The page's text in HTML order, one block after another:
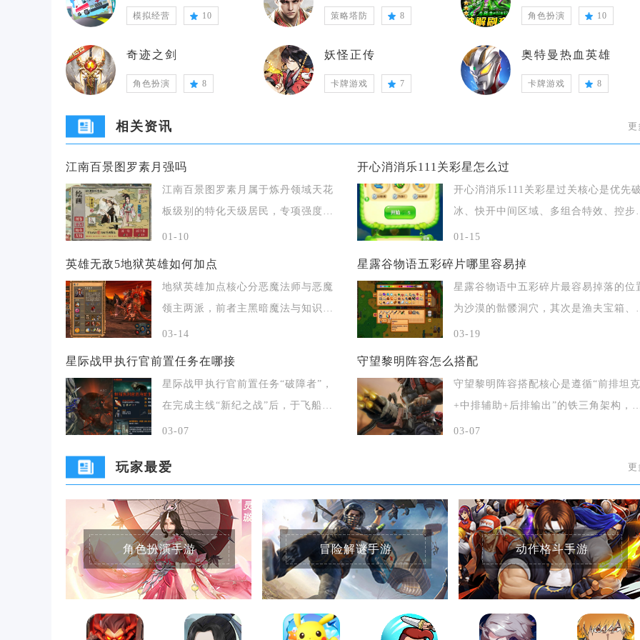
模拟经营 10 策略塔防 8 角色扮演 10
奇迹之剑
角色扮演 8
妖怪正传
卡牌游戏 7
奥特曼热血英雄
卡牌游戏 8
相关资讯 更
江南百景图罗素月强吗
江南百景图罗素月属于炼丹领域天花
板级别的特化天级居民，专项强度极
高，泛用能力一般
01-10
开心消消乐111关彩星怎么过
开心消消乐111关彩星过关核心是优先破
冰、快开中间区域、多组合特效、控步数
打高分
01-15
英雄无敌5地狱英雄如何加点
地狱英雄加点核心分恶魔法师与恶魔
领主两派，前者主黑暗魔法与知识，
后者主进攻术与攻
03-14
星露谷物语五彩碎片哪里容易掉
星露谷物语中五彩碎片最容易掉落的位
为沙漠的骷髅洞穴，其次是渔夫宝箱、远
古果实兑
03-19
星际战甲执行官前置任务在哪接
星际战甲执行官前置任务“破障者”，
在完成主线“新纪之战”后，于飞船秘
典（资料库）
03-07
守望黎明阵容怎么搭配
守望黎明阵容搭配核心是遵循“前排坦克
+中排辅助+后排输出”的铁三角架构，优
先选择
03-07
玩家最爱 更
角色扮演手游 冒险解谜手游 动作格斗手游